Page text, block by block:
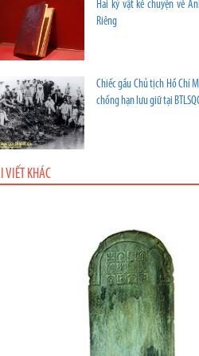
Hai kỷ vật kể chuyện về
Riêng
Chiếc gầu Chủ tịch Hồ Chí
chống hạn lưu giữ tại
VIẾT KHÁC